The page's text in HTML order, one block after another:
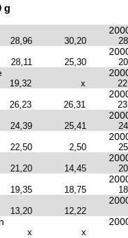
g
28,96 30,20
28,11 25,30
19,32 x
26,23 26,31
24,39 25,41
22,50 2,50
21,20 14,45
19,35 18,75
13,20 12,22
x x